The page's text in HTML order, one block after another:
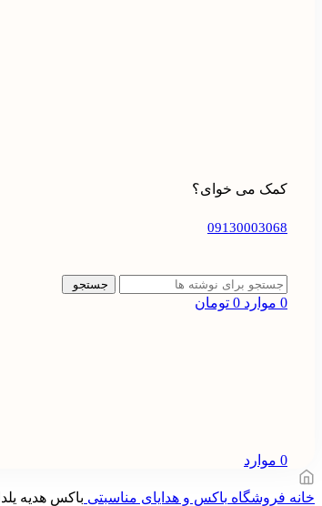
کمک می خوای؟
09130003068
جستجو
0 موارد 0 تومان
0 موارد
خانه فروشگاه باکس و هدایای مناسبتی باکس هدیه یلدا 804